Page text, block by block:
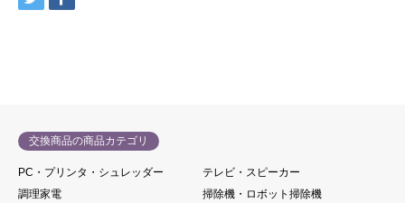
交換商品の商品カテゴリ
PC・プリンタ・シュレッダー
テレビ・スピーカー
調理家電
掃除機・ロボット掃除機